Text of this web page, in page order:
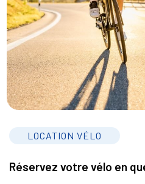
LOCATION VÉLO
Réservez votre vélo en